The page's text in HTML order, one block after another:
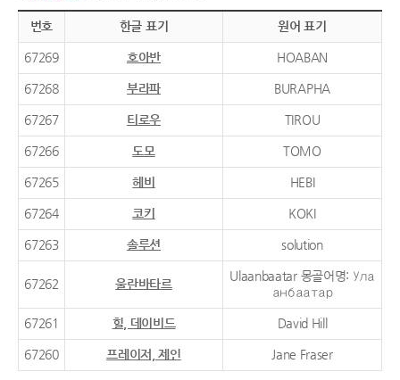
번호 한글 표기 원어 표기
67269 호아반 HOABAN
67268 부라파 BURAPHA
67267 티로우 TIROU
67266 도모 TOMO
67265 헤비 HEBI
67264 코키 KOKI
67263 솔루션 solution
67262 울란바타르
Ulaanbaatar 몽골어명: Ула
анбаатар
67261 힐, 데이비드 David Hill
67260 프레이저, 제인 Jane Fraser